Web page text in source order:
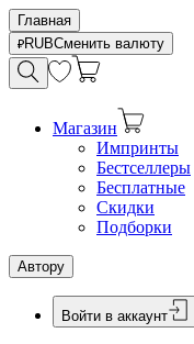
Главная
RUBСменить валюту
Магазин
Импринты
Бестселлеры
Бесплатные
Скидки
Подборки
Автору
Войти в аккаунт